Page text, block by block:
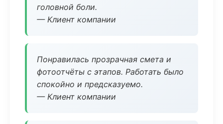
головной боли.
— Клиент компании
Понравилась прозрачная смета и
фотоотчёты с этапов. Работать было
спокойно и предсказуемо.
— Клиент компании